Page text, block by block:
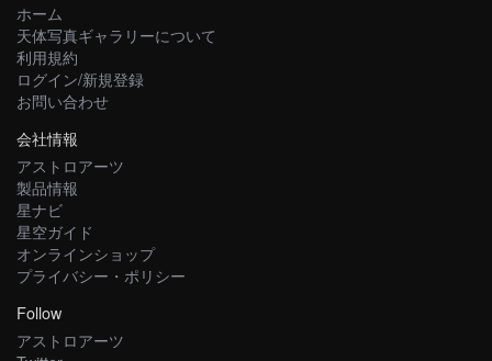
ホーム
天体写真ギャラリーについて
利用規約
ログイン/新規登録
お問い合わせ
会社情報
アストロアーツ
製品情報
星ナビ
星空ガイド
オンラインショップ
プライバシー・ポリシー
Follow
アストロアーツ